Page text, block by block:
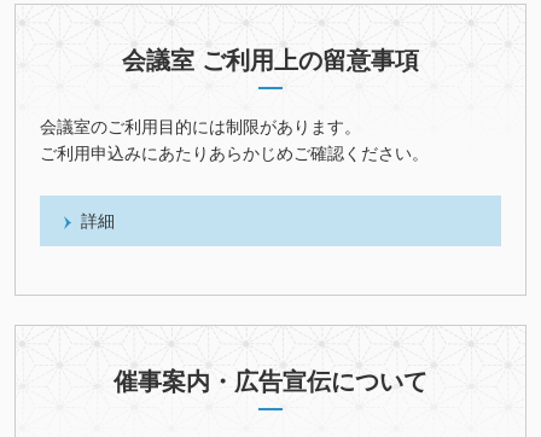
会議室 ご利用上の留意事項
会議室のご利用目的には制限があります。
ご利用申込みにあたりあらかじめご確認ください。
詳細
催事案内・広告宣伝について